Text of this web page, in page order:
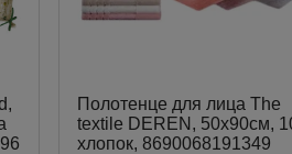
Полотенце для лица The
textile DEREN, 50x90см,
хлопок, 8690068191349